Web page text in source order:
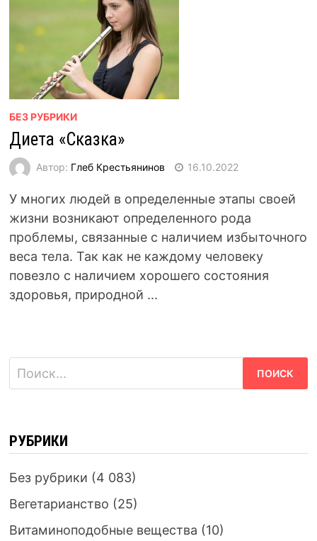
БЕЗ РУБРИКИ
Диета «Сказка»
Автор: Глеб Крестьянинов 16.10.2022
У многих людей в определенные этапы своей
жизни возникают определенного рода
проблемы, связанные с наличием избыточного
веса тела. Так как не каждому человеку
повезло с наличием хорошего состояния
здоровья, природной ...
Найти:
РУБРИКИ
Без рубрики (4 083)
Вегетарианство (25)
Витаминоподобные вещества (10)